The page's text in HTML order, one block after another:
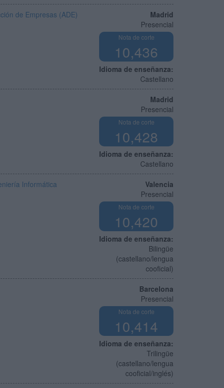
Madrid
Presencial
Nota de corte
10,436
Idioma de enseñanza:
Castellano
de Empresas (ADE)
Madrid
Presencial
Nota de corte
10,428
Idioma de enseñanza:
Castellano
Valencia
Presencial
Nota de corte
10,420
Idioma de enseñanza:
Bilingüe
(castellano/lengua
cooficial)
Informática
Barcelona
Presencial
Nota de corte
10,414
Idioma de enseñanza:
Trilingüe
(castellano/lengua
cooficial/inglés)